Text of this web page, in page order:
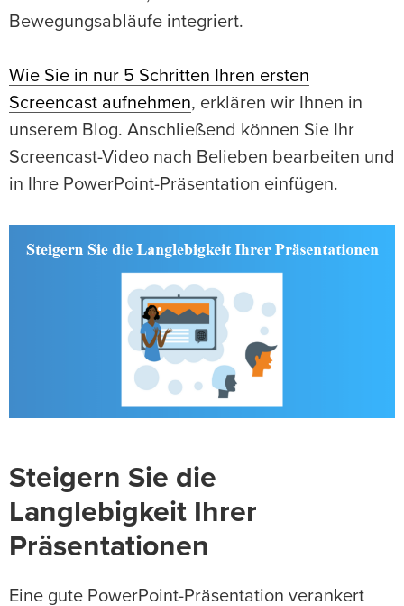
Bewegungsabläufe integriert.
Wie Sie in nur 5 Schritten Ihren ersten
Screencast aufnehmen, erklären wir Ihnen in
unserem Blog. Anschließend können Sie Ihr
Screencast-Video nach Belieben bearbeiten und
in Ihre PowerPoint-Präsentation einfügen.
Steigern Sie die
Langlebigkeit Ihrer
Präsentationen
Eine gute PowerPoint-Präsentation verankert